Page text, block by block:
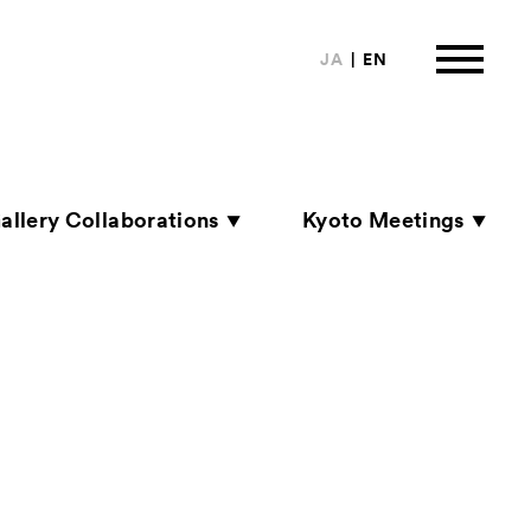
JA EN
Collaborations Kyoto Meetings